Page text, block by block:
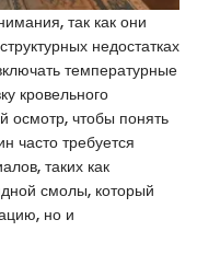
так как они
недостатках
температурные
кровельного
осмотр, чтобы понять
часто требуется
таких как
смолы, который
но и